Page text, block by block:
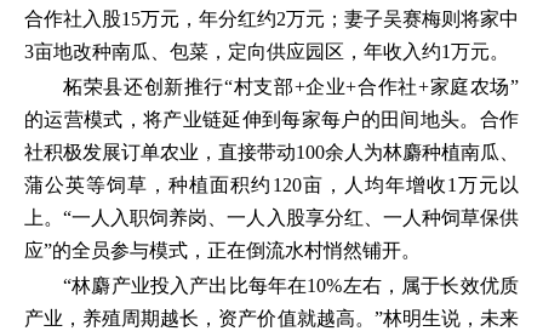
合作社入股15万元，年分红约2万元；妻子吴赛梅则将家中
3亩地改种南瓜、包菜，定向供应园区，年收入约1万元。
柘荣县还创新推行“村支部+企业+合作社+家庭农场”
的运营模式，将产业链延伸到每家每户的田间地头。合作
社积极发展订单农业，直接带动100余人为林麝种植南瓜、
蒲公英等饲草，种植面积约120亩，人均年增收1万元以
上。“一人入职饲养岗、一人入股享分红、一人种饲草保供
应”的全员参与模式，正在倒流水村悄然铺开。
“林麝产业投入产出比每年在10%左右，属于长效优质
产业，养殖周期越长，资产价值就越高。”林明生说，未来